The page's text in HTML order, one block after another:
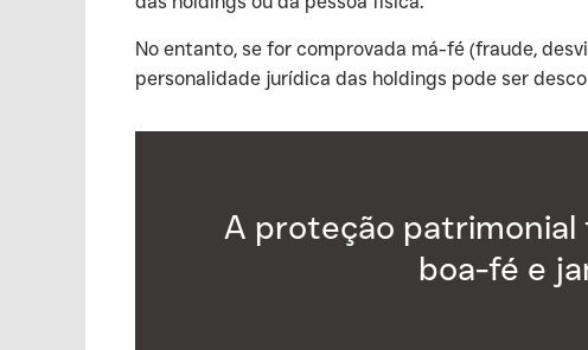
‍No entanto, se for comprovada má-fé (fraude,
personalidade jurídica das holdings pode ser
A proteção
boa-fé e